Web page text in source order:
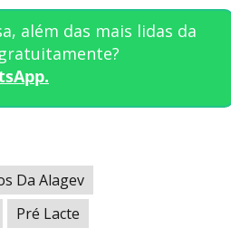
além das mais lidas da
gratuitamente?
Da Alagev
Pré Lacte